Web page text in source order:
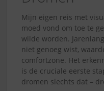
Mijn eigen reis met
moed vond om toe te
wilde worden.
niet genoeg wist,
comfortzone. Het
is de cruciale eerste
dromen slechts dat –